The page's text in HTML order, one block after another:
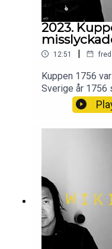
2023.
12:51 |
Kuppen 1756
Sverige år 1756
Lovisa Ulrika
makt.Vad var